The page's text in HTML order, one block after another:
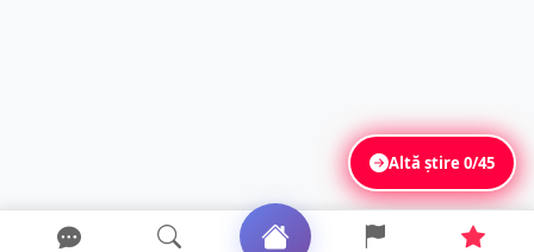
Altă știre0/45